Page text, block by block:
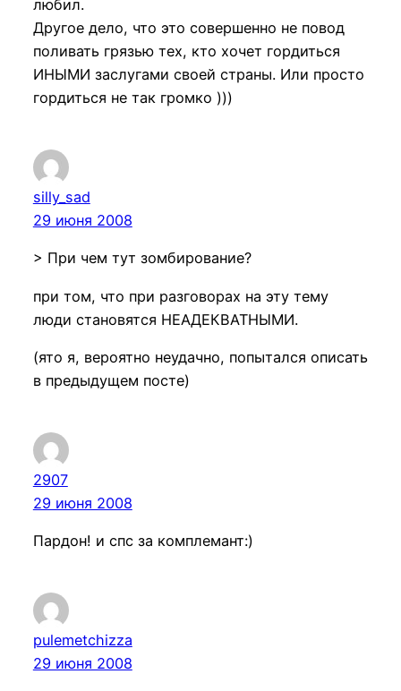
любил.
Другое дело, что это совершенно не повод
поливать грязью тех, кто хочет гордиться
ИНЫМИ заслугами своей страны. Или просто
гордиться не так громко )))
silly_sad
29 июня 2008
> При чем тут зомбирование?
при том, что при разговорах на эту тему
люди становятся НЕАДЕКВАТНЫМИ.
(ято я, вероятно неудачно, попытался описать
в предыдущем посте)
2907
29 июня 2008
Пардон! и спс за комплемант:)
pulemetchizza
29 июня 2008